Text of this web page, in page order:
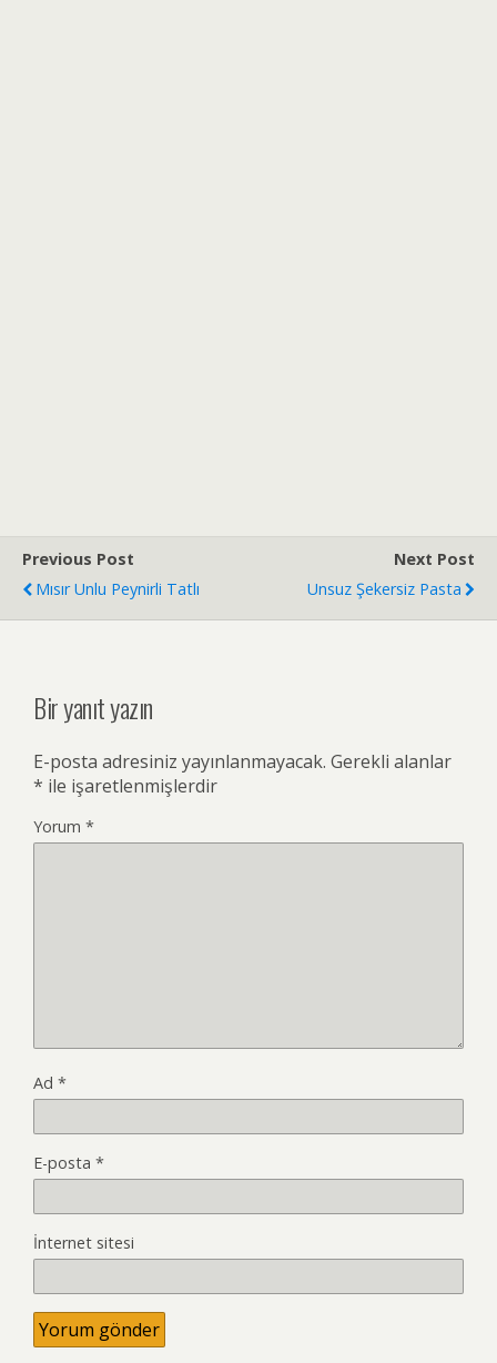
Previous Post
Mısır Unlu Peynirli Tatlı
Next Post
Unsuz Şekersiz Pasta
Bir yanıt yazın
E-posta adresiniz yayınlanmayacak. Gerekli alanlar
* ile işaretlenmişlerdir
Yorum *
Ad *
E-posta *
İnternet sitesi